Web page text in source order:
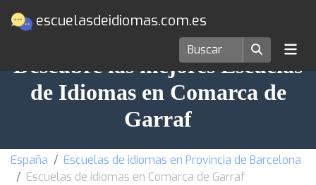
escuelasdeidiomas.com.es
Descubre las mejores Escuelas
de Idiomas en Comarca de
Garraf
España
Escuelas de idiomas en Provincia de Barcelona
Escuelas de idiomas en Comarca de Garraf